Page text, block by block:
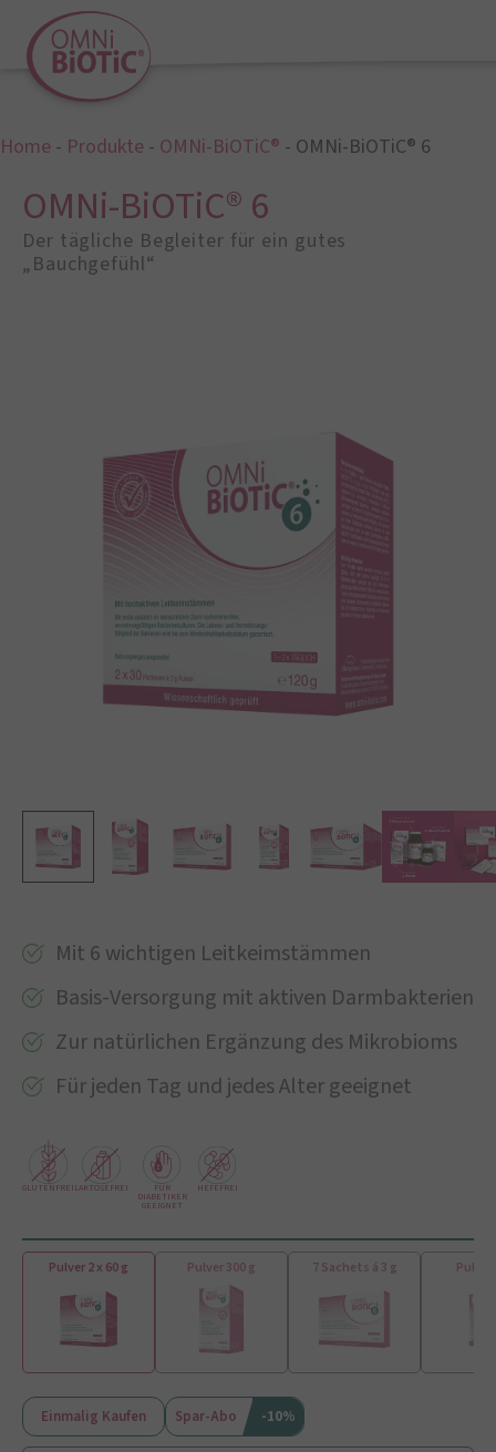
Home - Produkte - OMNi-BiOTiC® - OMNi-BiOTiC® 6
OMNi-BiOTiC® 6
Der tägliche Begleiter für ein gutes
„Bauchgefühl“
Mit 6 wichtigen Leitkeimstämmen
Basis-Versorgung mit aktiven Darmbakterien
Zur natürlichen Ergänzung des Mikrobioms
Für jeden Tag und jedes Alter geeignet
GLUTENFREILAKTOSEFREI FÜR
DIABETIKER
GEEIGNET
HEFEFREI
Pulver 2 x 60 g Pulver 300 g 7 Sachets á 3 g Pulver
Einmalig Kaufen Spar-Abo -10%